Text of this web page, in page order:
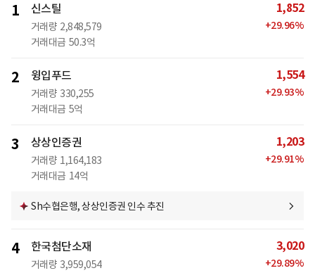
1 신스틸
거래량 2,848,579
거래대금 50.3억
1,852
+29.96%
2 윙입푸드
거래량 330,255
거래대금 5억
1,554
+29.93%
3 상상인증권
거래량 1,164,183
거래대금 14억
1,203
+29.91%
Sh수협은행, 상상인증권 인수 추진
4 한국첨단소재
거래량 3,959,054
3,020
+29.89%